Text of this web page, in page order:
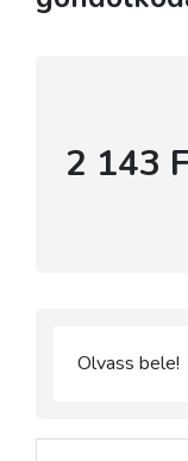
2 143
Olvass bele!